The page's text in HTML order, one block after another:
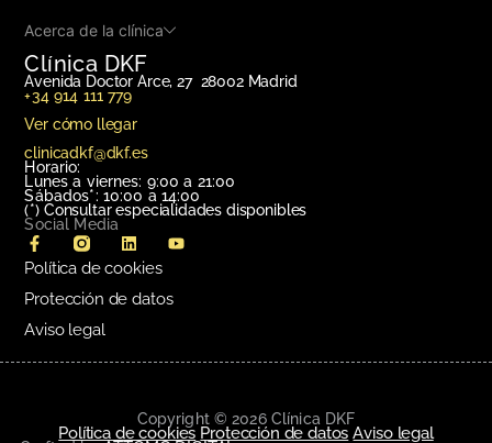
Clínica DKF
Avenida Doctor Arce, 27 28002 Madrid
+34 914 111 779
Ver cómo llegar
clinicadkf@dkf.es
Horario:
Lunes a viernes: 9:00 a 21:00
Sábados*: 10:00 a 14:00
(*) Consultar especialidades disponibles
Social Media
Acerca de la clínica
Política de cookies
Protección de datos
Aviso legal
Copyright © 2026 Clínica DKF
Política de cookies Protección de datos Aviso legal